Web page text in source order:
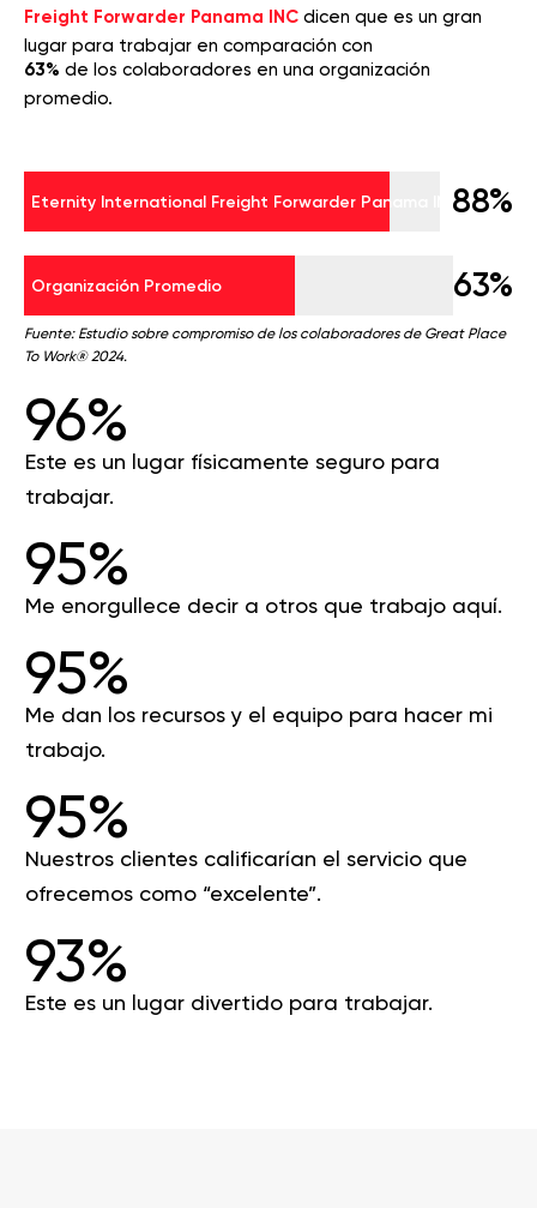
Freight Forwarder Panama INC dicen que es un gran
lugar para trabajar en comparación con
63% de los colaboradores en una organización
promedio.
Eternity International Freight Forwarder Panama INC88%
Organización Promedio 63%
Fuente: Estudio sobre compromiso de los colaboradores de Great Place
To Work® 2024.
96%
Este es un lugar físicamente seguro para
trabajar.
95%
Me enorgullece decir a otros que trabajo aquí.
95%
Me dan los recursos y el equipo para hacer mi
trabajo.
95%
Nuestros clientes calificarían el servicio que
ofrecemos como “excelente”.
93%
Este es un lugar divertido para trabajar.